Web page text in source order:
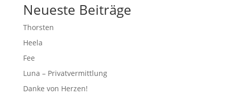
Neueste Beiträge
Thorsten
Heela
Fee
Luna – Privatvermittlung
Danke von Herzen!